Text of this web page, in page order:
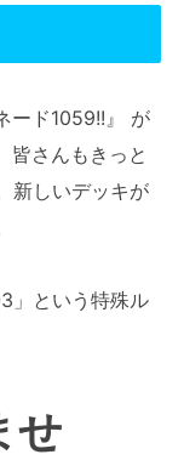
ード1059!!』 が
皆さんもきっと
新しいデッキが
」という特殊ル
せ